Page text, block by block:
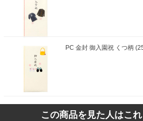
PC 金封 御入園祝 くつ柄
この商品を見た人はこ